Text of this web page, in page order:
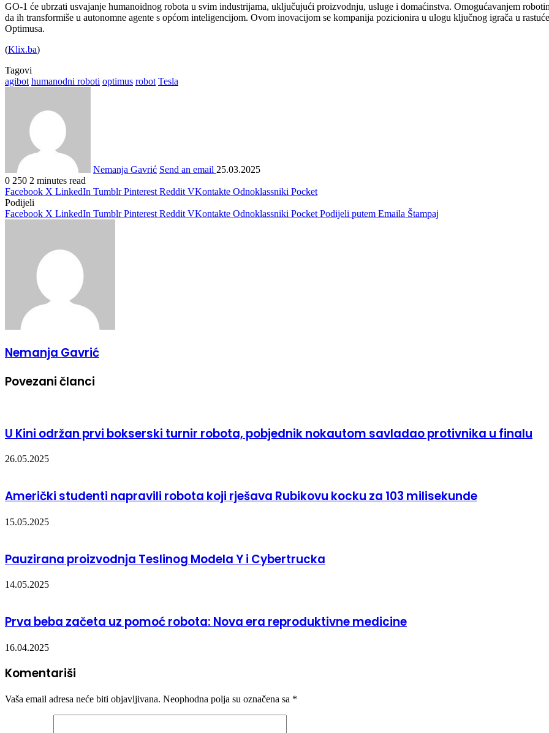
GO-1 će ubrzati usvajanje humanoidnog robota u svim industrijama, uključujući proizvodnju, usluge i domaćinstva. Omogućavanjem
da ih transformiše u autonomne agente s općom inteligencijom. Ovom inovacijom se kompanija pozicionira u ulogu ključnog igrača u
Optimusa.
(Klix.ba)
Tagovi
agibot humanodni roboti optimus robot Tesla
Nemanja Gavrić Send an email 25.03.2025
0 250 2 minutes read
Facebook X LinkedIn Tumblr Pinterest Reddit VKontakte Odnoklassniki Pocket
Podijeli
Facebook X LinkedIn Tumblr Pinterest Reddit VKontakte Odnoklassniki Pocket Podijeli putem Emaila Štampaj
Nemanja Gavrić
Povezani članci
U Kini održan prvi bokserski turnir robota, pobjednik nokautom savladao protivnika u finalu
26.05.2025
Američki studenti napravili robota koji rješava Rubikovu kocku za 103 milisekunde
15.05.2025
Pauzirana proizvodnja Teslinog Modela Y i Cybertrucka
14.05.2025
Prva beba začeta uz pomoć robota: Nova era reproduktivne medicine
16.04.2025
Komentariši
Vaša email adresa neće biti objavljivana. Neophodna polja su označena sa *